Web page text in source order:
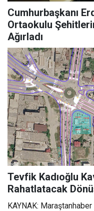
Cumhurbaşkanı
Ortaokulu
Ağırladı
Tevfik Kadıoğlu
Rahatlatacak
KAYNAK: Maraştanhaber